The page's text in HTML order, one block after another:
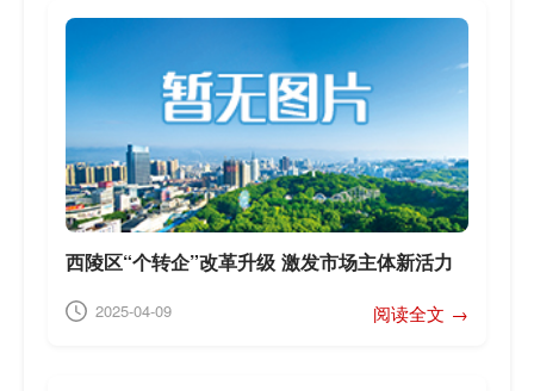
西陵区“个转企”改革升级 激发市场主体新活力
2025-04-09 阅读全文 →